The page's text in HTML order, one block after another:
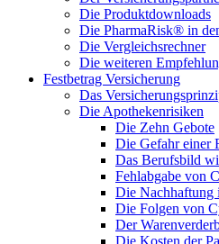
Die Produktdownloads
Die PharmaRisk® in
Die Vergleichsrechner
Die weiteren
Festbetrag Versicherung
Das
Die Apothekenrisiken
Die Zehn Gebote
Die Gefahr einer
Das Berufsbild
Fehlabgabe von
Die
Die Folgen von
Der
Die Kosten der